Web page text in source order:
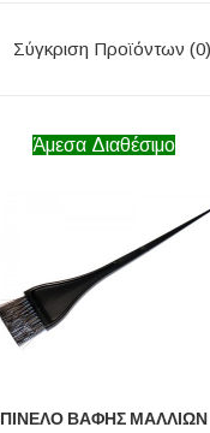
Σύγκριση Προϊόντων (0)
Άμεσα Διαθέσιμο
ΠΙΝΈΛΟ ΒΑΦΉΣ ΜΑΛΛΙΏΝ